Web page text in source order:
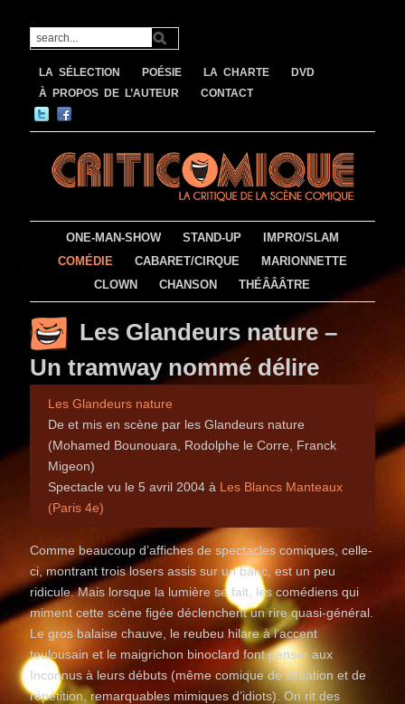
LA SÉLECTION POÉSIE LA CHARTE
DVD
À PROPOS DE L’AUTEUR
CONTACT
ONE-MAN-SHOW STAND-UP
IMPRO/SLAM
COMÉDIE
CABARET/CIRQUE
MARIONNETTE
CLOWN
CHANSON THÉÂÂÂTRE
Les Glandeurs nature –
Un tramway nommé délire
Les Glandeurs nature
De et mis en scène par les Glandeurs nature
(Mohamed Bounouara, Rodolphe le Corre, Franck
Migeon)
Spectacle vu le 5 avril 2004 à Les Blancs Manteaux
(Paris 4e)
Comme beaucoup d’affiches de spectacles comiques, celle-
ci, montrant trois losers assis sur un banc, est un peu
ridicule. Mais lorsque la lumière se fait, les comédiens qui
miment cette scène figée déclenchent un rire quasi-général.
Le gros balaise chauve, le reubeu hilare à l’accent
toulousain et le maigrichon binoclard font penser aux
Inconnus à leurs débuts (même comique de situation et de
répétition, remarquables mimiques d’idiots). On rit des